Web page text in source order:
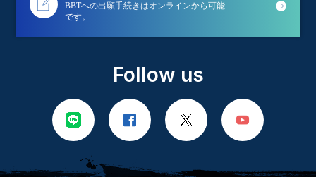
BBTへの出願手続きはオンラインから可能
です。
Follow us